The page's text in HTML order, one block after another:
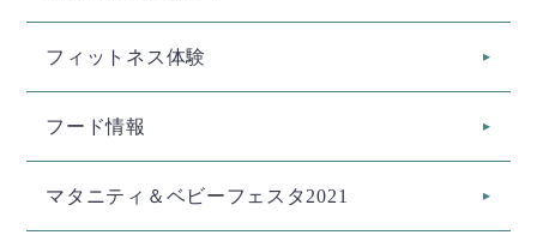
フィットネス体験
フード情報
マタニティ＆ベビーフェスタ2021